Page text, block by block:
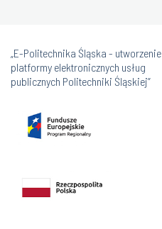
„E-Politechnika Śląska - utworzenie
platformy elektronicznych usług
publicznych Politechniki Śląskiej”